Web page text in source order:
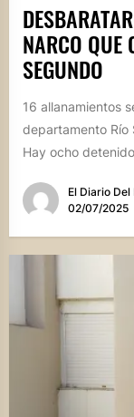
NARCO QUE
SEGUNDO
16 allanamientos
departamento Río
Hay ocho
El Diario Del
02/07/2025